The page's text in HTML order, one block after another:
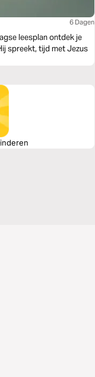
6 Dagen
leesplan ontdek je
spreekt, tijd met Jezus